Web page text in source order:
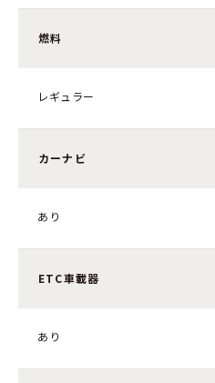
燃料
レギュラー
カーナビ
あり
ETC車載器
あり